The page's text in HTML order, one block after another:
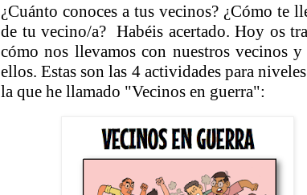
¿Cuánto conoces a tus vecinos? ¿Cómo te
de tu vecino/a? Habéis acertado. Hoy os
cómo nos llevamos con nuestros vecinos
ellos. Estas son las 4 actividades para
la que he llamado "Vecinos en guerra":